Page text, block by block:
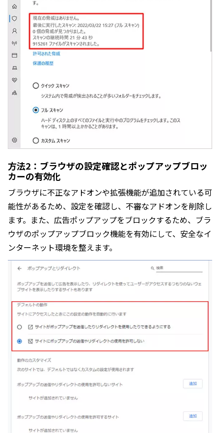
方法2：ブラウザの設定確認とポップアップブロッ
カーの有効化
ブラウザに不正なアドオンや拡張機能が追加されている可
能性があるため、設定を確認し、不審なアドオンを削除し
ます。また、広告ポップアップをブロックするため、ブラ
ウザのポップアップブロック機能を有効にして、安全なイ
ンターネット環境を整えます。